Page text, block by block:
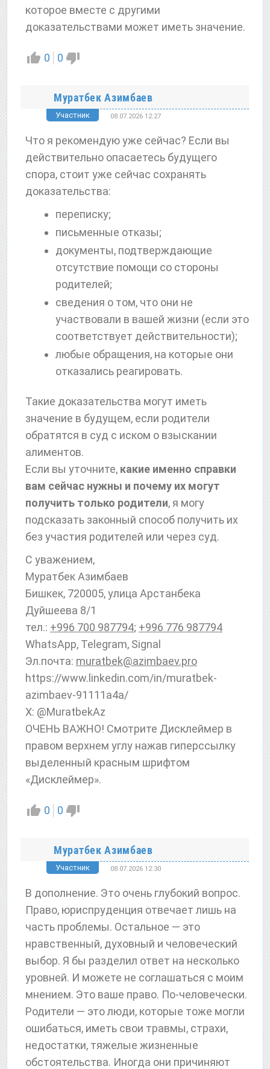
которое вместе с другими
доказательствами может иметь значение.
0 0
Муратбек Азимбаев
Участник 08.07.2026 12:27
Что я рекомендую уже сейчас? Если вы
действительно опасаетесь будущего
спора, стоит уже сейчас сохранять
доказательства:
переписку;
письменные отказы;
документы, подтверждающие
отсутствие помощи со стороны
родителей;
сведения о том, что они не
участвовали в вашей жизни (если это
соответствует действительности);
любые обращения, на которые они
отказались реагировать.
Такие доказательства могут иметь
значение в будущем, если родители
обратятся в суд с иском о взыскании
алиментов.
Если вы уточните, какие именно справки
вам сейчас нужны и почему их могут
получить только родители, я могу
подсказать законный способ получить их
без участия родителей или через суд.
С уважением,
Муратбек Азимбаев
Бишкек, 720005, улица Арстанбека
Дуйшеева 8/1
тел.: +996 700 987794; +996 776 987794
WhatsApp, Telegram, Signal
Эл.почта: muratbek@azimbaev.pro
httрs://www.linkedin.com/in/muratbek-
azimbaev-91111a4a/
X: @MuratbekAz
ОЧЕНЬ ВАЖНО! Смотрите Дисклеймер в
правом верхнем углу нажав гиперссылку
выделенный красным шрифтом
«Дисклеймер».
0 0
Муратбек Азимбаев
Участник 08.07.2026 12:30
В дополнение. Это очень глубокий вопрос.
Право, юриспруденция отвечает лишь на
часть проблемы. Остальное — это
нравственный, духовный и человеческий
выбор. Я бы разделил ответ на несколько
уровней. И можете не соглашаться с моим
мнением. Это ваше право. По-человечески.
Родители — это люди, которые тоже могли
ошибаться, иметь свои травмы, страхи,
недостатки, тяжелые жизненные
обстоятельства. Иногда они причиняют